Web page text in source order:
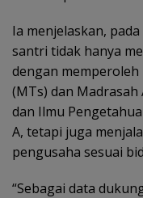
Ia menjelaskan,
santri tidak hanya
dengan
(MTs) dan
dan Ilmu
A, tetapi juga
pengusaha sesuai
“Sebagai data